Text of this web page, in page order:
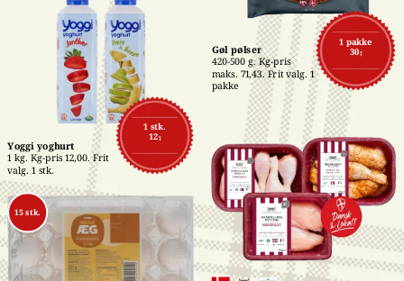
1 pakke
30,-
Gøl pølser
420-500 g. Kg-pris
maks. 71,43. Frit valg. 1
pakke
15 stk.
1 stk.
12,-
Yoggi yoghurt
1 kg. Kg-pris 12,00. Frit
valg. 1 stk.